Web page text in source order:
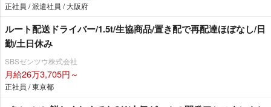
正社員 / 派遣社員 / 大阪府
ルート配送ドライバー/1.5t/生協商品/置き配で再配達ほぼなし/日
勤/土日休み
SBSゼンツウ株式会社
月給26万3,705円～
正社員 / 東京都